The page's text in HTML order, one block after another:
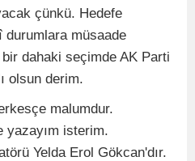
çünkü. Hedefe
durumlara müsaade
dahaki seçimde AK Parti
olsun derim.
malumdur.
yazayım isterim.
Yelda Erol Gökcan'dır.